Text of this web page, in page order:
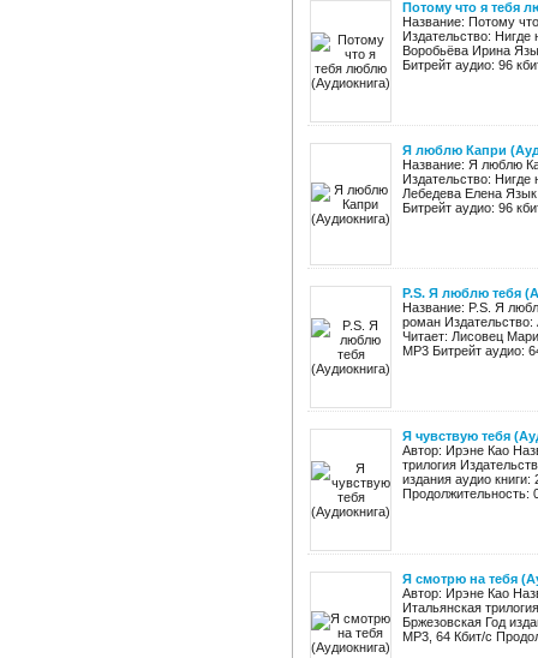
Потому что я тебя
Название: Потому
Издательство: Нигде
Воробьёва Ирина
Битрейт аудио: 96
Я люблю Капри
Название: Я люблю
Издательство: Нигде
Лебедева Елена
Битрейт аудио: 96
P.S. Я люблю тебя
Название: P.S. Я
роман Издательство:
Читает: Лисовец
MP3 Битрейт аудио:
Я чувствую тебя
Автор: Ирэне Као
трилогия
издания аудио
Продолжительность:
Я смотрю на тебя
Автор: Ирэне Као
Итальянская
Бржезовская Год
MP3, 64 Кбит/с